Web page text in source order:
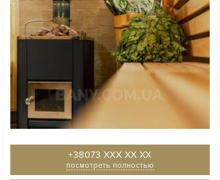
+38073 XXX XX XX
посмотреть полностью